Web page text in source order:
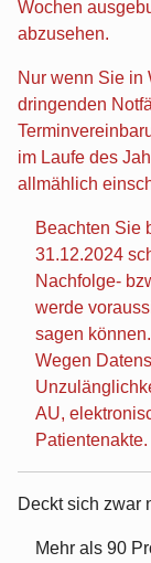
Wochen
abzusehen.
Nur wenn Sie in
dringenden
im Laufe des
allmählich
Beachten Sie
31.12.2024
Nachfolge-
werde
sagen können.
Wegen
AU,
Patientenakte.
Deckt sich zwar
Mehr als 90